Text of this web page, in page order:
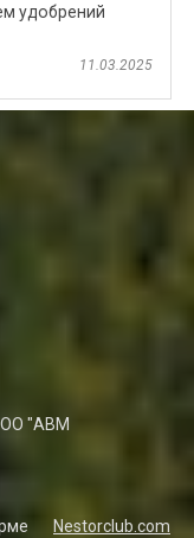
удобрений
11.03.2025
"АВМ
Nestorclub.com